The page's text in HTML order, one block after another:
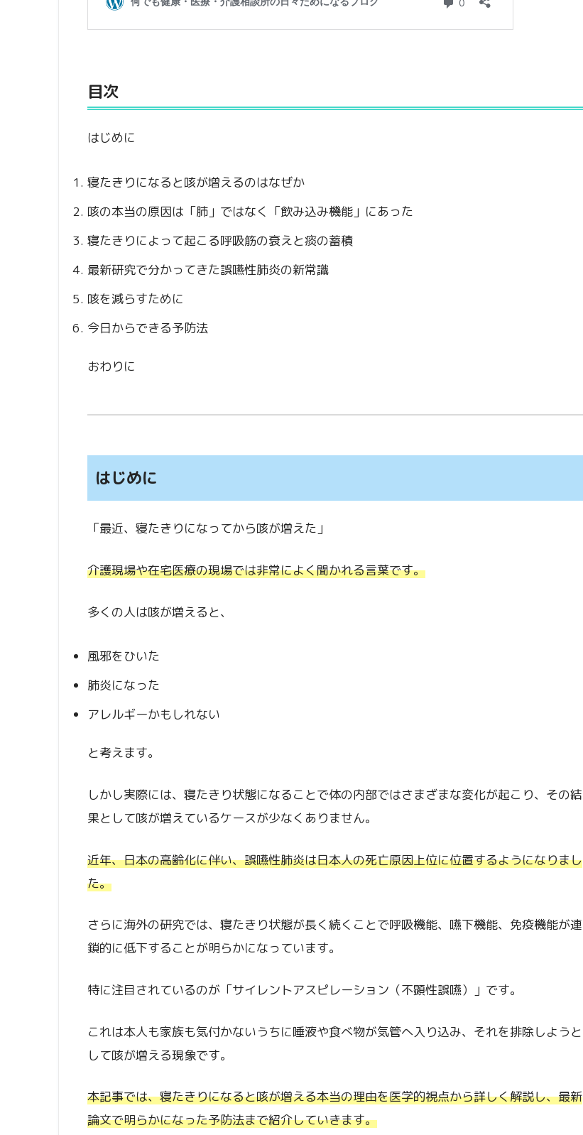
目次
はじめに
寝たきりになると咳が増えるのはなぜか
咳の本当の原因は「肺」ではなく「飲み込み機能」にあった
寝たきりによって起こる呼吸筋の衰えと痰の蓄積
最新研究で分かってきた誤嚥性肺炎の新常識
咳を減らすために
今日からできる予防法
おわりに
はじめに
「最近、寝たきりになってから咳が増えた」
介護現場や在宅医療の現場では非常によく聞かれる言葉です。
多くの人は咳が増えると、
風邪をひいた
肺炎になった
アレルギーかもしれない
と考えます。
しかし実際には、寝たきり状態になることで体の内部ではさまざまな変化が起こり、その結
果として咳が増えているケースが少なくありません。
近年、日本の高齢化に伴い、誤嚥性肺炎は日本人の死亡原因上位に位置するようになりまし
た。
さらに海外の研究では、寝たきり状態が長く続くことで呼吸機能、嚥下機能、免疫機能が連
鎖的に低下することが明らかになっています。
特に注目されているのが「サイレントアスピレーション（不顕性誤嚥）」です。
これは本人も家族も気付かないうちに唾液や食べ物が気管へ入り込み、それを排除しようと
して咳が増える現象です。
本記事では、寝たきりになると咳が増える本当の理由を医学的視点から詳しく解説し、最新
論文で明らかになった予防法まで紹介していきます。